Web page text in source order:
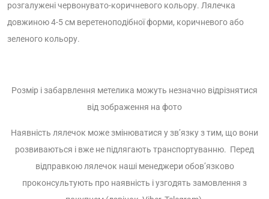
розгалужені червонувато-коричневого кольору. Лялечка
довжиною 4-5 см веретеноподібної форми, коричневого або
зеленого кольору.
Розмір і забарвлення метелика можуть незначно відрізнятися
від зображення на фото
Наявність лялечок може змінюватися у зв’язку з тим, що вони
розвиваються і вже не підлягають транспортуванню. Перед
відправкою лялечок наші менеджери обов’язково
проконсультують про наявність і узгодять замовлення з